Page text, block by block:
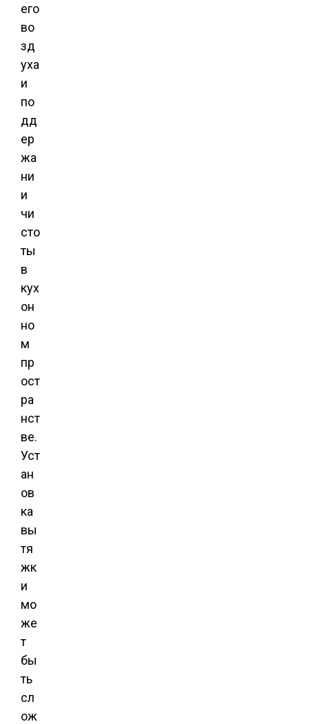
его
во
зд
уха
и
по
дд
ер
жа
ни
и
чи
сто
ты
в
кух
он
но
м
пр
ост
ра
нст
ве.
Уст
ан
ов
ка
вы
тя
жк
и
мо
же
т
бы
ть
сл
ож